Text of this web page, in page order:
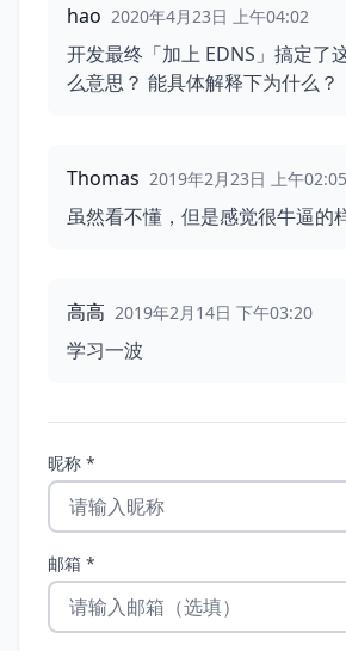
hao 2020年4月23日 上午04:02
开发最终「加上 EDNS」搞定了
么意思？ 能具体解释下为什么？
Thomas 2019年2月23日 上午02:05
虽然看不懂，但是感觉很牛逼的
高高 2019年2月14日 下午03:20
学习一波
昵称 *
邮箱 *